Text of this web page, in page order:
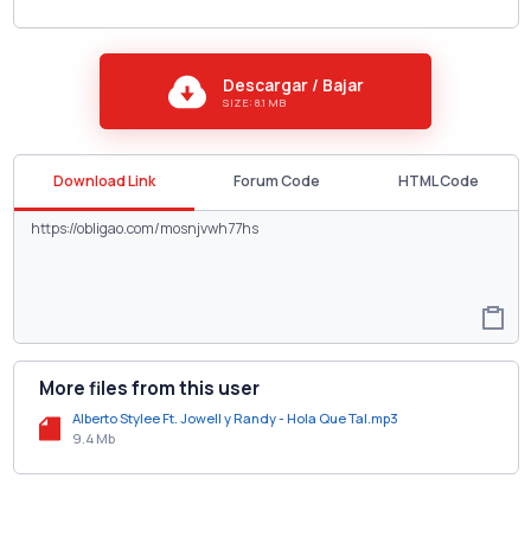
Descargar / Bajar
SIZE: 8.1 MB
Download Link Forum Code HTML Code
More files from this user
Alberto Stylee Ft. Jowell y Randy - Hola Que Tal.mp3
9.4 Mb